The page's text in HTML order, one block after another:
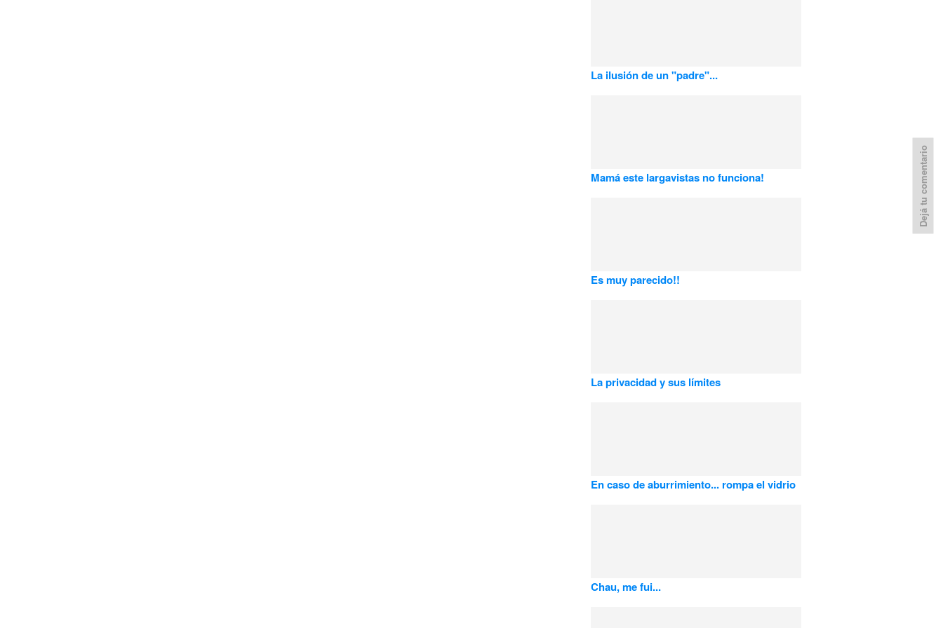
La ilusión de un "padre"...
Mamá este largavistas no funciona!
Es muy parecido!!
La privacidad y sus límites
En caso de aburrimiento... rompa el vidrio
Chau, me fui...
Dejá tu comentario